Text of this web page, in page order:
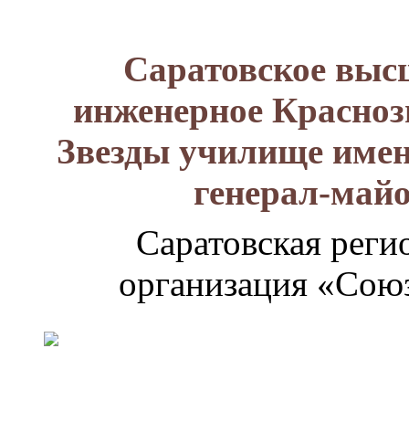
Саратовское
инженерное
Звезды училище
генерал-
Саратовская
организация